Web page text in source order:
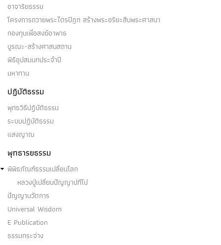
อาจาริยธรรม
โครงการถวายพระไตรปิฎก สร้างพระอริยะสืบพระศาสนา
กองทุนเพื่อสงฆ์อาพาธ
บูรณะ-สร้างศาสนสถาน
พิธีอุปสมบทประจำปี
มหาทาน
ปฏิบัติธรรม
พุทธวิธีปฏิบัติธรรม
ระบบปฏิบัติธรรม
แสงญาณ
พุทธารยธรรม
พิพิธภัณฑ์ธรรมเปลี่ยนโลก
หลวงปู่เปลี่ยนปัญญาปทีโป
ปัญญานวัตการ
Universal Wisdom
E Publication
ธรรมกระจ่าง